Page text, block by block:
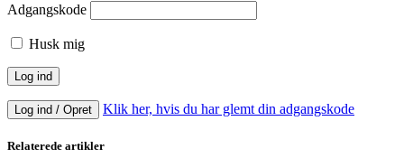
Adgangskode
Husk mig
Log ind / Opret Klik her, hvis du har glemt din adgangskode
Relaterede artikler